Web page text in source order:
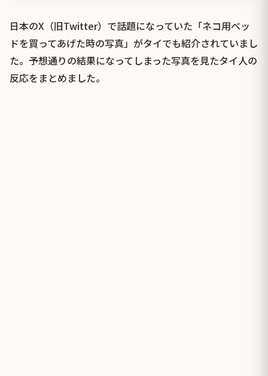
日本のX（旧Twitter）で話題になっていた「ネコ用ベッ
ドを買ってあげた時の写真」がタイでも紹介されていまし
た。予想通りの結果になってしまった写真を見たタイ人の
反応をまとめました。